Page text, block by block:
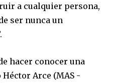
a cualquier persona,
ser nunca un
hacer conocer una
Arce (MAS -